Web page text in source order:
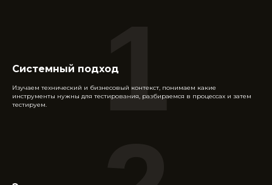
Системный подход
Изучаем технический и бизнесовый контекст, понимаем какие
инструменты нужны для тестирования, разбираемся в процессах и затем
тестируем.
1